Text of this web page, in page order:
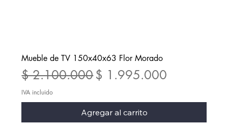
Mueble de TV 150x40x63 Flor Morado
Precio
$ 2.100.000Precio de oferta
$ 1.995.000
IVA incluido
Agregar al carrito